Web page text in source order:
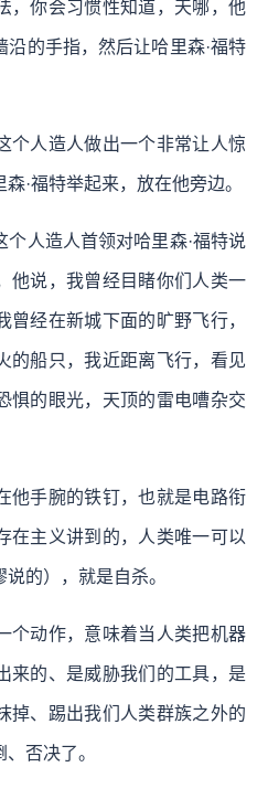
，你会习惯性知道，天哪，他
的手指，然后让哈里森·福特
个人造人做出一个非常让人惊
·福特举起来，放在他旁边。
人造人首领对哈里森·福特说
他说，我曾经目睹你们人类一
曾经在新城下面的旷野飞行，
的船只，我近距离飞行，看见
惧的眼光，天顶的雷电嘈杂交
他手腕的铁钉，也就是电路衔
在主义讲到的，人类唯一可以
的），就是自杀。
个动作，意味着当人类把机器
来的、是威胁我们的工具，是
掉、踢出我们人类群族之外的
否决了。